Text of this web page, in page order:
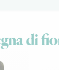
di